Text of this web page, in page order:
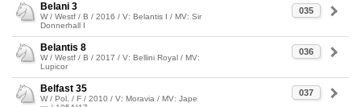
035
Belani 3
W / Westf / B / 2016 / V: Belantis I / MV: Sir
Donnerhall I
036
Belantis 8
W / Westf / B / 2017 / V: Bellini Royal / MV:
Lupicor
037
Belfast 35
W / Pol. / F / 2010 / V: Moravia / MV: Jape